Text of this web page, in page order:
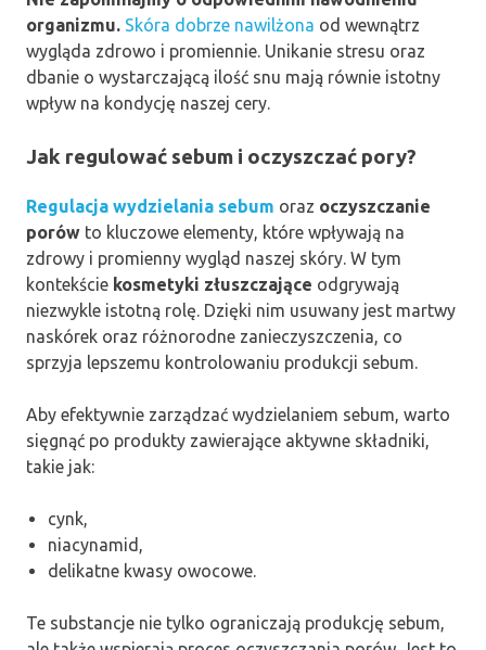
organizmu. Skóra dobrze nawilżona od wewnątrz
wygląda zdrowo i promiennie. Unikanie stresu oraz
dbanie o wystarczającą ilość snu mają równie istotny
wpływ na kondycję naszej cery.
Jak regulować sebum i oczyszczać pory?
Regulacja wydzielania sebum oraz oczyszczanie
porów to kluczowe elementy, które wpływają na
zdrowy i promienny wygląd naszej skóry. W tym
kontekście kosmetyki złuszczające odgrywają
niezwykle istotną rolę. Dzięki nim usuwany jest martwy
naskórek oraz różnorodne zanieczyszczenia, co
sprzyja lepszemu kontrolowaniu produkcji sebum.
Aby efektywnie zarządzać wydzielaniem sebum, warto
sięgnąć po produkty zawierające aktywne składniki,
takie jak:
cynk,
niacynamid,
delikatne kwasy owocowe.
Te substancje nie tylko ograniczają produkcję sebum,